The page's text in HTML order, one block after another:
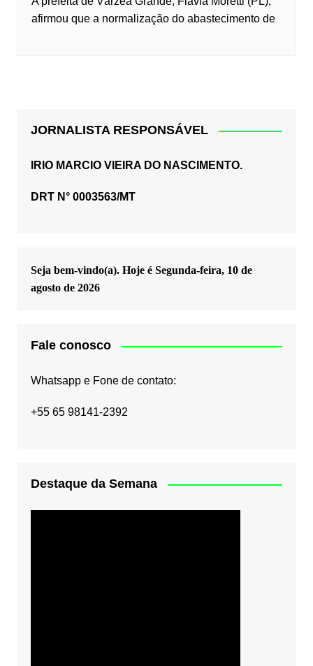
afirmou que a normalização do abastecimento de
JORNALISTA RESPONSÁVEL
IRIO MARCIO VIEIRA DO NASCIMENTO.
DRT N° 0003563/MT
Seja bem-vindo(a). Hoje é Segunda-feira, 10 de
agosto de 2026
Fale conosco
Whatsapp e Fone de contato:
+55 65 98141-2392
Destaque da Semana